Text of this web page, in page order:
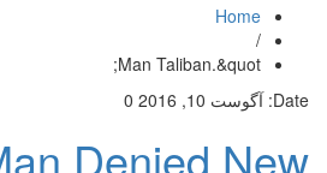
Home
/
Man Taliban.&quot;
Date: آگوست 10, 2016 0
Denied New